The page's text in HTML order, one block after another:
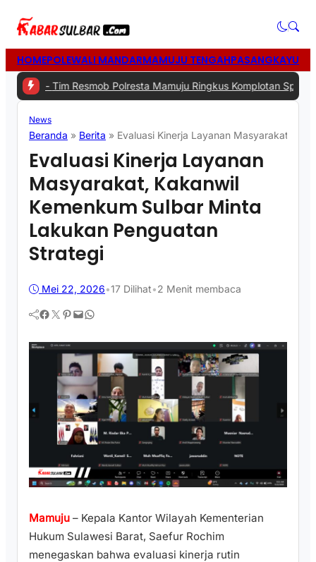
HOMEPOLEWALI MANDARMAMUJU TENGAHPASANGKAYU
Tim Resmob Polresta Mamuju Ringkus Komplotan Spesialis
News
Beranda » Berita » Evaluasi Kinerja Layanan Masyarakat,
Evaluasi Kinerja Layanan
Masyarakat, Kakanwil
Kemenkum Sulbar Minta
Lakukan Penguatan
Strategi
Mei 22, 2026•17 Dilihat•2 Menit membaca
Facebook Twitter Pinterest Mail WhatsApp
Mamuju – Kepala Kantor Wilayah Kementerian
Hukum Sulawesi Barat, Saefur Rochim
menegaskan bahwa evaluasi kinerja rutin